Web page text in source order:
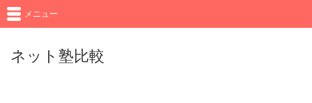
ネット塾比較
メニュー